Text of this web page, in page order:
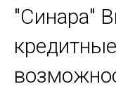
"Синара"